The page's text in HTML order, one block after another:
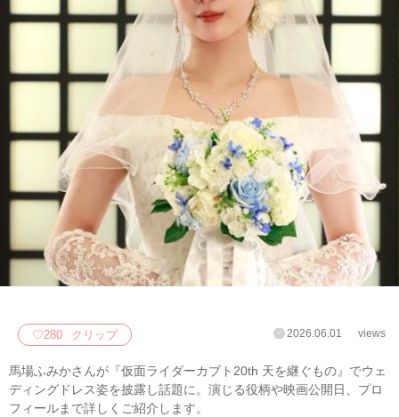
♡280 クリップ 2026.06.01 views
馬場ふみかさんが『仮面ライダーカブト20th 天を継ぐもの』でウェ
ディングドレス姿を披露し話題に。演じる役柄や映画公開日、プロ
フィールまで詳しくご紹介します。